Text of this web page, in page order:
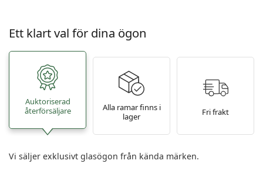
Ett klart val för dina ögon
Auktoriserad
återförsäljare
Alla ramar finns i
lager
Fri frakt
Vi säljer exklusivt glasögon från kända märken.